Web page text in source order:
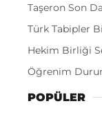
Taşeron Son
Türk Tabipler
Hekim Birliği
Öğrenim
POPÜLER